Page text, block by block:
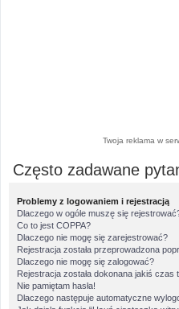
Twoja reklama w
Często zadawane
Problemy z logowaniem i rejestracją
Dlaczego w ogóle muszę się
Co to jest COPPA?
Dlaczego nie mogę się zarejestrować?
Rejestracja została przeprowadzona
Dlaczego nie mogę się zalogować?
Rejestracja została dokonana jakiś
Nie pamiętam hasła!
Dlaczego następuje automatyczne